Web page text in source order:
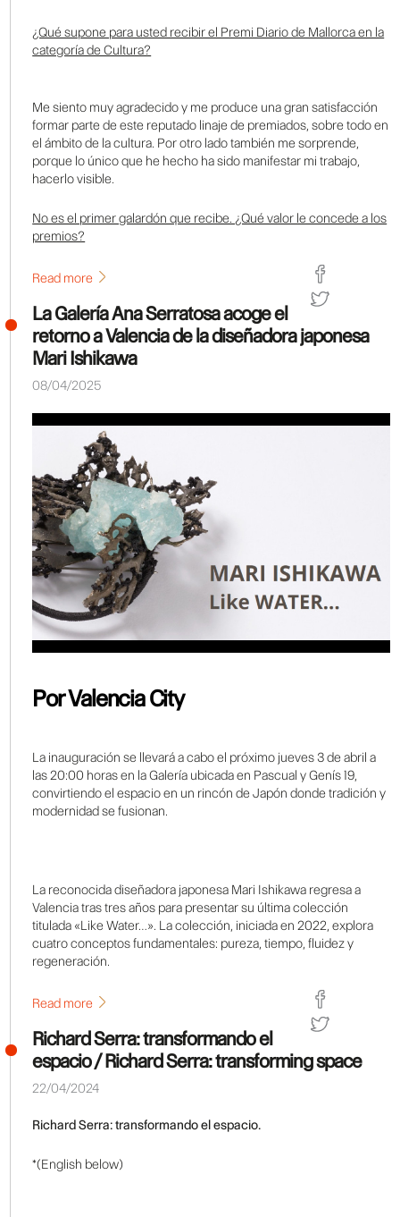
¿Qué supone para usted recibir el Premi Diario de Mallorca en la
categoría de Cultura?
Me siento muy agradecido y me produce una gran satisfacción
formar parte de este reputado linaje de premiados, sobre todo en
el ámbito de la cultura. Por otro lado también me sorprende,
porque lo único que he hecho ha sido manifestar mi trabajo,
hacerlo visible.
No es el primer galardón que recibe. ¿Qué valor le concede a los
premios?
Read more
La Galería Ana Serratosa acoge el
retorno a Valencia de la diseñadora japonesa
Mari Ishikawa
08/04/2025
Por Valencia City
La inauguración se llevará a cabo el próximo jueves 3 de abril a
las 20:00 horas en la Galería ubicada en Pascual y Genís 19,
convirtiendo el espacio en un rincón de Japón donde tradición y
modernidad se fusionan.
La reconocida diseñadora japonesa Mari Ishikawa regresa a
Valencia tras tres años para presentar su última colección
titulada «Like Water…». La colección, iniciada en 2022, explora
cuatro conceptos fundamentales: pureza, tiempo, fluidez y
regeneración.
Read more
Richard Serra: transformando el
espacio / Richard Serra: transforming space
22/04/2024
Richard Serra: transformando el espacio.
*(English below)